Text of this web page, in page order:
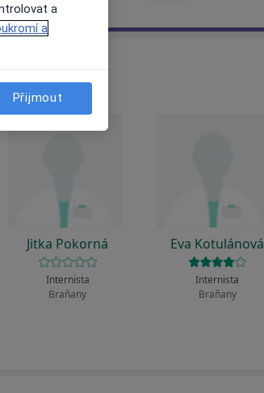
Jitka Pokorná
Internista
Braňany
Eva Kotulánová
Internista
Braňany
a
a
Přijmout